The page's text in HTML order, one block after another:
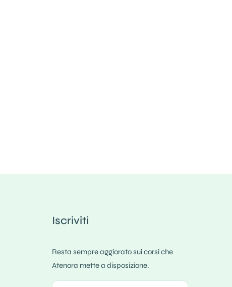
Iscriviti
Resta sempre aggiorato sui corsi che
Atenora mette a disposizione.